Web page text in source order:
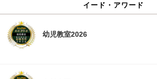
イード・アワード
幼児教室2026